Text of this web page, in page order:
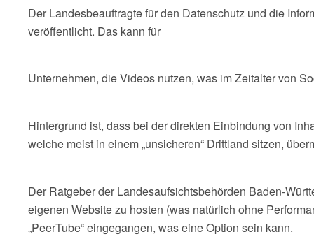
Der Landesbeauftragte für den Datenschutz und die
veröffentlicht. Das kann für
Unternehmen, die Videos nutzen, was im Zeitalter von
Hintergrund ist, dass bei der direkten Einbindung von
welche meist in einem „unsicheren“ Drittland sitzen,
Der Ratgeber der Landesaufsichtsbehörden Baden-
eigenen Website zu hosten (was natürlich ohne
„PeerTube“ eingegangen, was eine Option sein kann.